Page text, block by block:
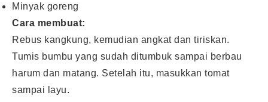
Minyak goreng
Cara membuat:
Rebus kangkung, kemudian angkat dan tiriskan.
Tumis bumbu yang sudah ditumbuk sampai berbau
harum dan matang. Setelah itu, masukkan tomat
sampai layu.